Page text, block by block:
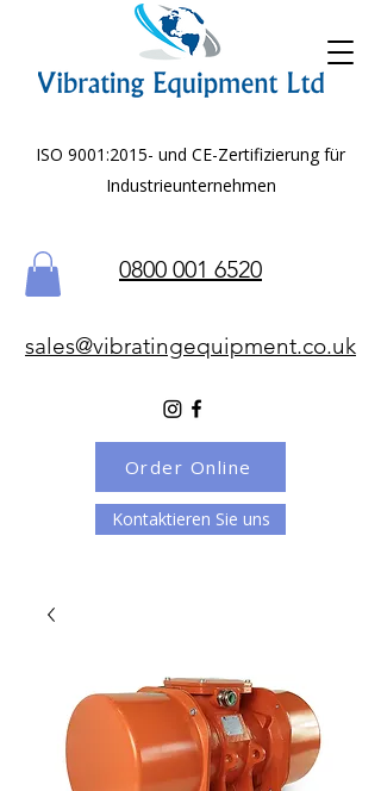
ISO 9001:2015- und CE-Zertifizierung für
Industrieunternehmen
0800 001 6520
sales@vibratingequipment.co.uk
Kontaktieren Sie uns
Order Online